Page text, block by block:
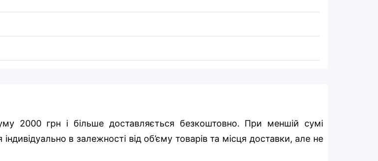
2000 грн і більше доставляється безкоштовно. При меншій сумі
в залежності від об’єму товарів та місця доставки, але не